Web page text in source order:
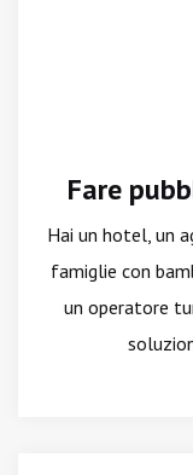
Fare
Hai un hotel, un
famiglie con
un operatore